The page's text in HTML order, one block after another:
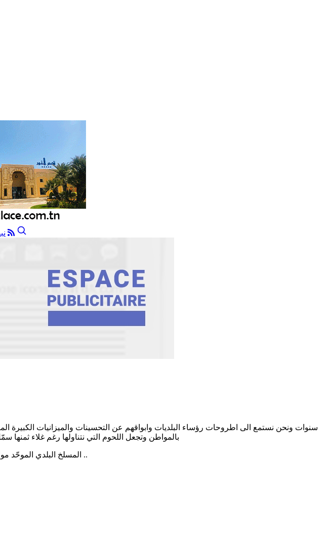
سنوات ونحن نستمع الى اطروحات رؤساء البلديات وابواقهم عن التحسينات والميزانيات
بالمواطن وتجعل اللحوم التي نتناولها رغم غلاء ثمنها سمّا قد يقتل
المسلخ البلدي الموحّد مولود ميت منذ ان احتل رفوف مكاتب المسؤولين في صفاقس وبقي عليها ولم يتم بعد انزاله ودراسته وتنفيذه ..